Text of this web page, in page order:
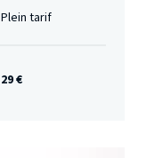
Plein tarif
29 €